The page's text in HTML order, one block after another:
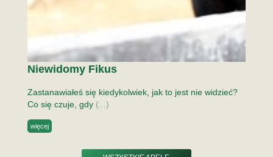
Niewidomy Fikus
Zastanawiałeś się kiedykolwiek, jak to jest nie widzieć?
Co się czuje, gdy (...)
więcej